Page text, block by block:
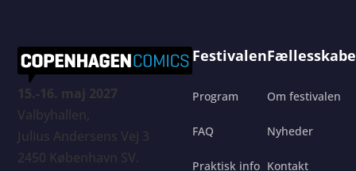
15.-16. maj 2027
Valbyhallen,
Julius Andersens Vej 3
2450 København SV.
Festivalen
Program
FAQ
Praktisk info
Om festivalen
Nyheder
Kontakt